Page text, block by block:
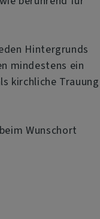
Hintergrunds
mindestens ein
kirchliche Trauung
Wunschort